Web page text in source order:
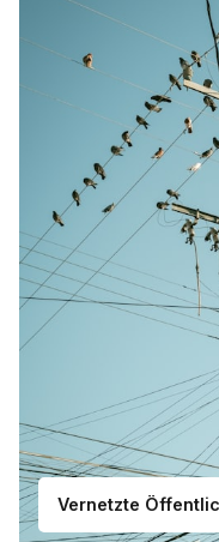
Vernetzte